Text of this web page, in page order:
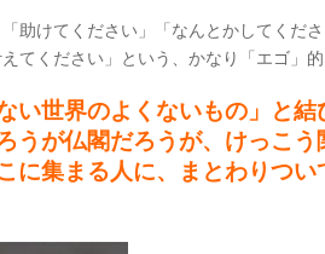
助けてください」「なんとかしてくだ
てください」という、かなり「エゴ」的
い世界のよくないもの」と
うが仏閣だろうが、けっこ
に集まる人に、まとわりつ